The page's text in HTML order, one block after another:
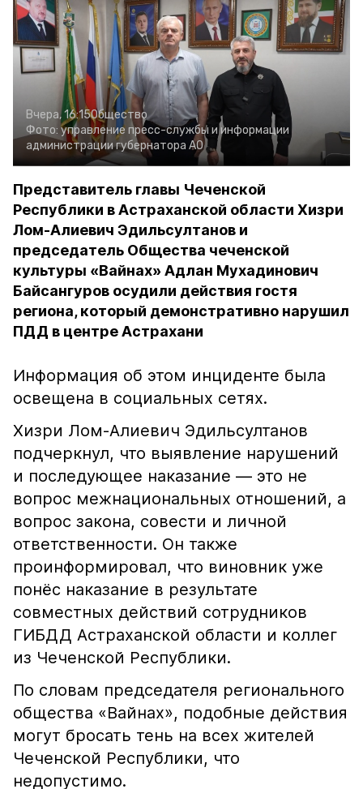
Вчера, 16:15Общество
Фото: управление пресс-службы и информации
администрации губернатора АО
Представитель главы Чеченской
Республики в Астраханской области Хизри
Лом-Алиевич Эдильсултанов и
председатель Общества чеченской
культуры «Вайнах» Адлан Мухадинович
Байсангуров осудили действия гостя
региона, который демонстративно нарушил
ПДД в центре Астрахани
Информация об этом инциденте была
освещена в социальных сетях.
Хизри Лом-Алиевич Эдильсултанов
подчеркнул, что выявление нарушений
и последующее наказание — это не
вопрос межнациональных отношений, а
вопрос закона, совести и личной
ответственности. Он также
проинформировал, что виновник уже
понёс наказание в результате
совместных действий сотрудников
ГИБДД Астраханской области и коллег
из Чеченской Республики.
По словам председателя регионального
общества «Вайнах», подобные действия
могут бросать тень на всех жителей
Чеченской Республики, что
недопустимо.